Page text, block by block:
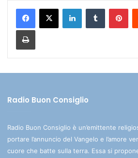
Radio Buon Consiglio
Radio Buon Consiglio è un’emittente
portare l’annuncio del Vangelo e l’amore
cuore che batte sulla terra. Essa si